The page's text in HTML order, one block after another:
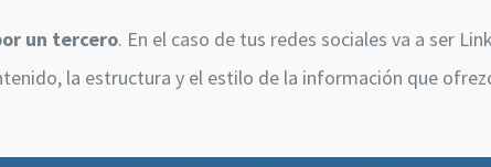
un tercero. En el caso de tus redes sociales va a ser
la estructura y el estilo de la información que